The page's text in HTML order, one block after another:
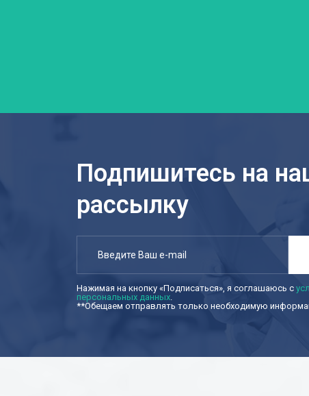
Подпишитесь на
рассылку
Нажимая на кнопку «Подписаться», я соглашаюсь с
персональных данных.
**Обещаем отправлять только необходимую